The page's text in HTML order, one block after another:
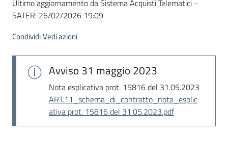
su
Ultimo aggiornamento da Sistema Acquisti Telematici -
SATER: 26/02/2026 19:09
CondividiVedi azioni
Avviso 31 maggio 2023
Nota esplicativa prot. 15816 del 31.05.2023
ART.11_schema_di_contratto_nota_esplic
ativa prot. 15816 del 31.05.2023.pdf